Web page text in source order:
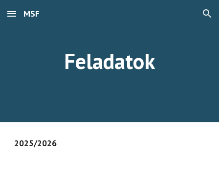
Skip to main content Skip to navigation
MSF
Feladatok
2025/2026